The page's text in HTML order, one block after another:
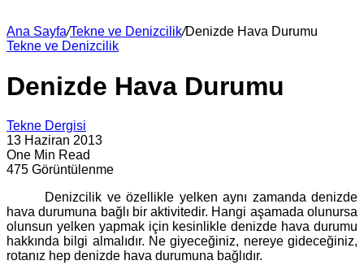
Ana Sayfa/Tekne ve Denizcilik/Denizde Hava Durumu
Tekne ve Denizcilik
Denizde Hava Durumu
Tekne Dergisi
13 Haziran 2013
One Min Read
475 Görüntülenme
Denizcilik ve özellikle yelken aynı zamanda denizde
hava durumuna bağlı bir aktivitedir. Hangi aşamada olunursa
olunsun yelken yapmak için kesinlikle denizde hava durumu
hakkında bilgi almalıdır. Ne giyeceğiniz, nereye gideceğiniz,
rotanız hep denizde hava durumuna bağlıdır.